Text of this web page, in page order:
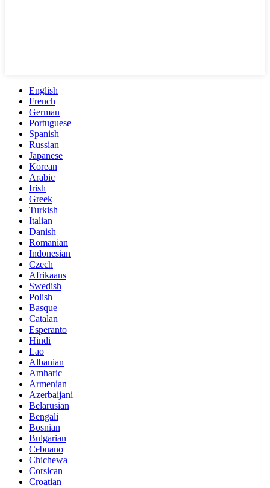
English
French
German
Portuguese
Spanish
Russian
Japanese
Korean
Arabic
Irish
Greek
Turkish
Italian
Danish
Romanian
Indonesian
Czech
Afrikaans
Swedish
Polish
Basque
Catalan
Esperanto
Hindi
Lao
Albanian
Amharic
Armenian
Azerbaijani
Belarusian
Bengali
Bosnian
Bulgarian
Cebuano
Chichewa
Corsican
Croatian